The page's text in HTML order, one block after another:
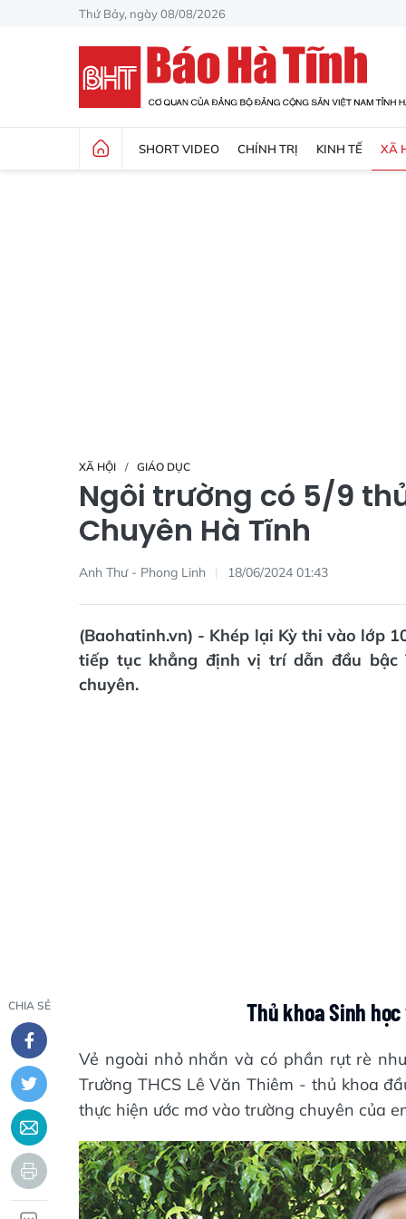
Thứ Bảy, ngày 08/08/2026
SHORT VIDEO CHÍNH TRỊ KINH TẾ XÃ
XÃ HỘI GIÁO DỤC
Ngôi trường có 5/9
Chuyên Hà Tĩnh
Anh Thư - Phong Linh 18/06/2024 01:43
(Baohatinh.vn) - Khép lại Kỳ thi vào lớp
tiếp tục khẳng định vị trí dẫn đầu
chuyên.
CHIA SẺ Thủ khoa Sinh
Vẻ ngoài nhỏ nhắn và có phần rụt rè
Trường THCS Lê Văn Thiêm - thủ khoa
thực hiện ước mơ vào trường chuyên của